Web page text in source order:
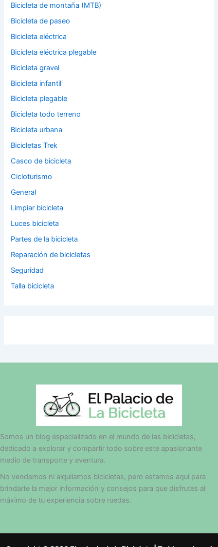
Bicicleta de montaña (MTB)
Bicicleta de paseo
Bicicleta eléctrica
Bicicleta eléctrica plegable
Bicicleta gravel
Bicicleta infantil
Bicicleta plegable
Bicicleta todo terreno
Bicicleta urbana
Bicicletas Trek
Casco de bicicleta
Cicloturismo
General
Limpiar bicicleta
Luces bicicleta
Partes de la bicicleta
Reparación de bicicletas
Seguridad
Talla bicicleta
Somos un blog especializado en el mundo de las bicicletas,
dedicado a explorar y compartir todo sobre este apasionante
medio de transporte y aventura.
No vendemos ni alquilamos bicicletas, pero estamos aquí para
brindarte la mejor información y consejos para que disfrutes al
máximo de tu experiencia sobre ruedas.